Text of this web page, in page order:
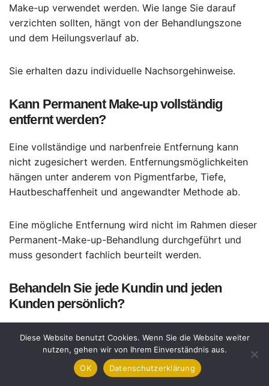
Make-up verwendet werden. Wie lange Sie darauf
verzichten sollten, hängt von der Behandlungszone
und dem Heilungsverlauf ab.
Sie erhalten dazu individuelle Nachsorgehinweise.
Kann Permanent Make-up vollständig
entfernt werden?
Eine vollständige und narbenfreie Entfernung kann
nicht zugesichert werden. Entfernungsmöglichkeiten
hängen unter anderem von Pigmentfarbe, Tiefe,
Hautbeschaffenheit und angewandter Methode ab.
Eine mögliche Entfernung wird nicht im Rahmen dieser
Permanent-Make-up-Behandlung durchgeführt und
muss gesondert fachlich beurteilt werden.
Behandeln Sie jede Kundin und jeden
Kunden persönlich?
Vorzeichnung, Pigmentierung und Nachkontrolle
persönlich von mir durchgeführt. Sie haben während
des gesamten Behandlungsverlaufs eine feste
Diese Website benutzt Cookies. Wenn Sie die Website weiter
nutzen, gehen wir von Ihrem Einverständnis aus.
OK
Datenschutzerklärung